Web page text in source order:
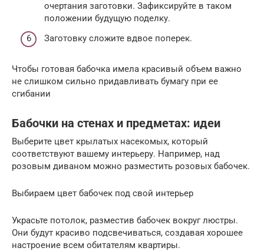
очертания заготовки. Зафиксируйте в таком
положении будущую поделку.
Заготовку сложите вдвое поперек.
Чтобы готовая бабочка имела красивый объем важно
не слишком сильно придавливать бумагу при ее
сгибании
Бабочки на стенах и предметах: идеи
Выберите цвет крылатых насекомых, который
соответствуют вашему интерьеру. Например, над
розовым диваном можно разместить розовых бабочек.
Выбираем цвет бабочек под свой интерьер
Украсьте потолок, разместив бабочек вокруг люстры.
Они будут красиво подсвечиваться, создавая хорошее
настроение всем обитателям квартиры.